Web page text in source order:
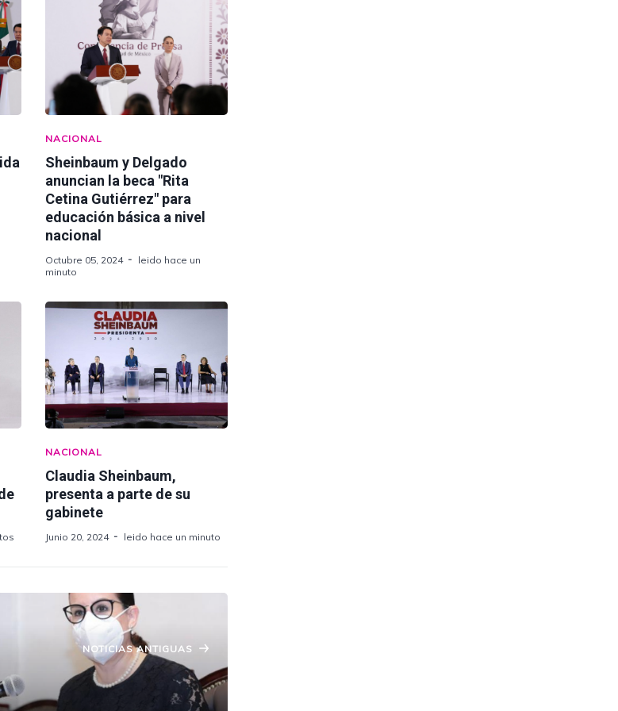
NACIONAL
Sheinbaum y Delgado
anuncian la beca "Rita
Cetina Gutiérrez" para
educación básica a nivel
nacional
Octubre 05, 2024
leido hace un
minuto
NACIONAL
Claudia Sheinbaum,
presenta a parte de su
gabinete
Junio 20, 2024 leido hace un minuto
NOTICIAS ANTIGUAS
supervisión de inmuebles
descartar daños adicionales